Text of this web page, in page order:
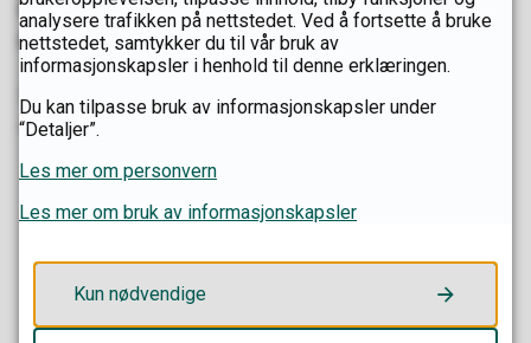
For unge profesjonelle utøvere innen husflid og
håndverk:
Sammen med utfylt søknadsskjema skal du legge
ved:
CV som gir oversikt over både formell
kompetanse og realkompetanse, tidligere
3–5 digitale bilder av husflids- og/eller
analysere trafikken på nettstedet. Ved å fortsette å bruke
nettstedet, samtykker du til vår bruk av
informasjonskapsler i henhold til denne erklæringen.
Du kan tilpasse bruk av informasjonskapsler under
“Detaljer”.
Les mer om personvern
Les mer om bruk av informasjonskapsler
Kun nødvendige